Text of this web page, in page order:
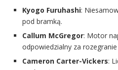
Kyogo Furuhashi:
pod bramką.
Callum McGregor: Motor
odpowiedzialny za
Cameron Carter-Vickers: